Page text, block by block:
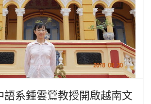
語系鍾雲鶯教授開啟越南文